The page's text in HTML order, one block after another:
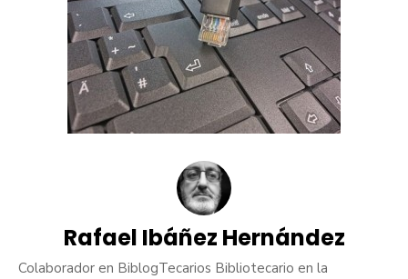
Rafael Ibáñez Hernández
Colaborador en BiblogTecarios Bibliotecario en la